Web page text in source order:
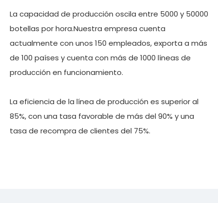
La capacidad de producción oscila entre 5000 y 50000
botellas por hora.Nuestra empresa cuenta
actualmente con unos 150 empleados, exporta a más
de 100 países y cuenta con más de 1000 líneas de
producción en funcionamiento.
La eficiencia de la línea de producción es superior al
85%, con una tasa favorable de más del 90% y una
tasa de recompra de clientes del 75%.